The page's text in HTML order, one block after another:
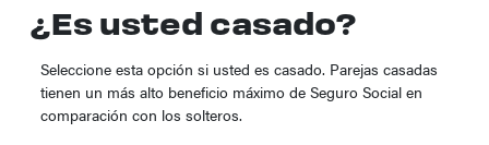
¿Es usted casado?
Seleccione esta opción si usted es casado. Parejas casadas
tienen un más alto beneficio máximo de Seguro Social en
comparación con los solteros.